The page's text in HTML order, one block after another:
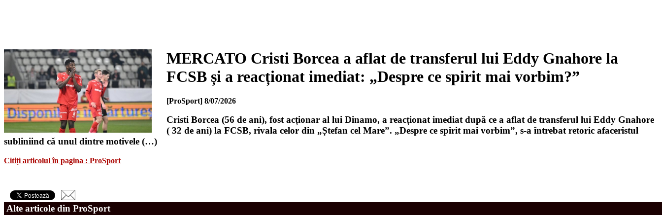
MERCATO Cristi Borcea a aflat de transferul lui Eddy Gnahore la
FCSB și a reacționat imediat: „Despre ce spirit mai vorbim?”
[ProSport] 8/07/2026
Cristi Borcea (56 de ani), fost acționar al lui Dinamo, a reacționat imediat după ce a aflat de transferul lui Eddy Gnahore
( 32 de ani) la FCSB, rivala celor din „Ștefan cel Mare”. „Despre ce spirit mai vorbim”, s-a întrebat retoric afaceristul
subliniind că unul dintre motivele (…)
Citiți articolul în pagina : ProSport
Alte articole din ProSport